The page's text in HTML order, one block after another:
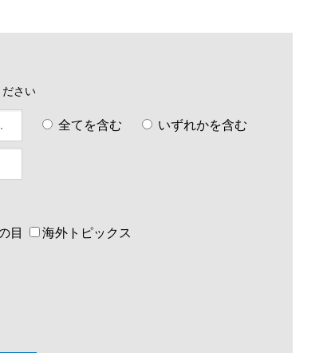
さい
全てを含む いずれかを含む
目 海外トピックス